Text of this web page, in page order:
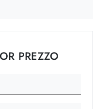
PREZZO